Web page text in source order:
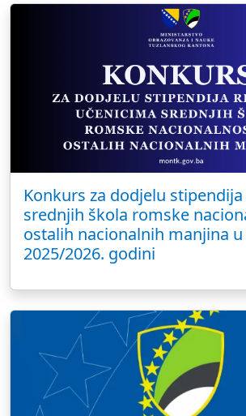
Konkurs za dodjelu
srednjih škola romske
ostalih nacionalnih manjina
2025/2026. godini